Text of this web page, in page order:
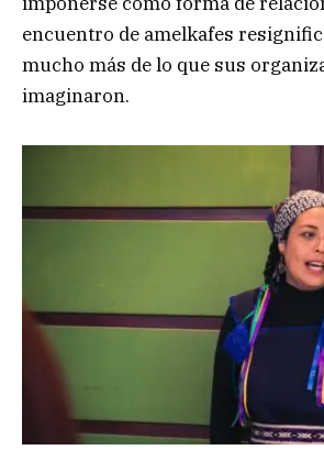
encuentro de amelkafes
mucho más de lo que sus
imaginaron.